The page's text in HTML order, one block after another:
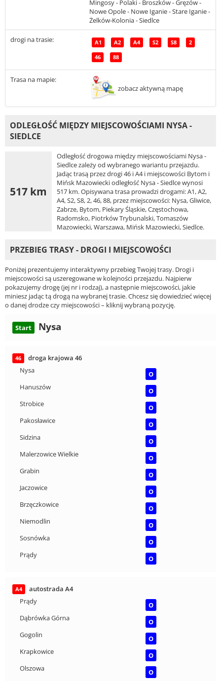
Mingosy - Polaki - Broszków - Gręzów -
Nowe Opole - Nowe Iganie - Stare Iganie -
Żelków-Kolonia - Siedlce
drogi na trasie: A1 A2 A4 S2 S8 2
46 88
Trasa na mapie:
zobacz aktywną mapę
ODLEGŁOŚĆ MIĘDZY MIEJSCOWOŚCIAMI NYSA -
SIEDLCE
517 km
Odległość drogowa między miejscowościami Nysa -
Siedlce zależy od wybranego wariantu przejazdu.
Jadąc trasą przez drogi 46 i A4 i miejscowości Bytom i
Mińsk Mazowiecki odległość Nysa - Siedlce wynosi
517 km. Opisywana trasa prowadzi drogami: A1, A2,
A4, S2, S8, 2, 46, 88, przez miejscowości: Nysa, Gliwice,
Zabrze, Bytom, Piekary Śląskie, Częstochowa,
Radomsko, Piotrków Trybunalski, Tomaszów
Mazowiecki, Warszawa, Mińsk Mazowiecki, Siedlce.
PRZEBIEG TRASY - DROGI I MIEJSCOWOŚCI
Poniżej prezentujemy interaktywny przebieg Twojej trasy. Drogi i
miejscowości są uszeregowane w kolejności przejazdu. Najpierw
pokazujemy drogę (jej nr i rodzaj), a następnie miejscowości, jakie
miniesz jadąc tą drogą na wybranej trasie. Chcesz się dowiedzieć więcej
o danej drodze czy miejscowości – kliknij wybraną pozycję.
Start Nysa
46
droga krajowa 46
Nysa
O
Hanuszów
O
Strobice
O
Pakosławice
O
Sidzina
O
Malerzowice Wielkie
O
Grabin
O
Jaczowice
O
Brzęczkowice
O
Niemodlin
O
Sosnówka
O
Prądy
O
A4
autostrada A4
Prądy
O
Dąbrówka Górna
O
Gogolin
O
Krapkowice
O
Olszowa
O